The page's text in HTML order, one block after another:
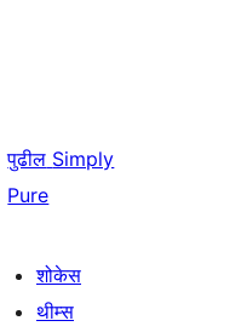
पुढील Simply
Pure
शोकेस
थीम्स